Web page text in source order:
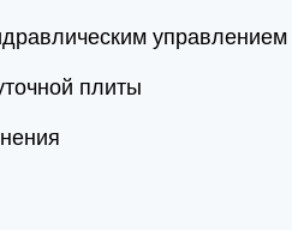
управлением
плиты